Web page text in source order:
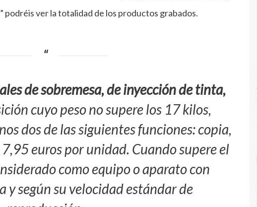
” podréis ver la totalidad de los productos grabados.
de sobremesa, de inyección de tinta,
cuyo peso no supere los 17 kilos,
dos de las siguientes funciones: copia,
euros por unidad. Cuando supere el
como equipo o aparato con
y según su velocidad estándar de